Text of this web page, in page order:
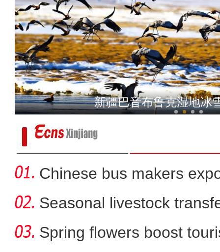
新疆库车市：“红马甲”贴
新疆巴音布鲁克湿地冰
Chinese bus makers
energy ve
Seasonal livestock
Spring flowers boost